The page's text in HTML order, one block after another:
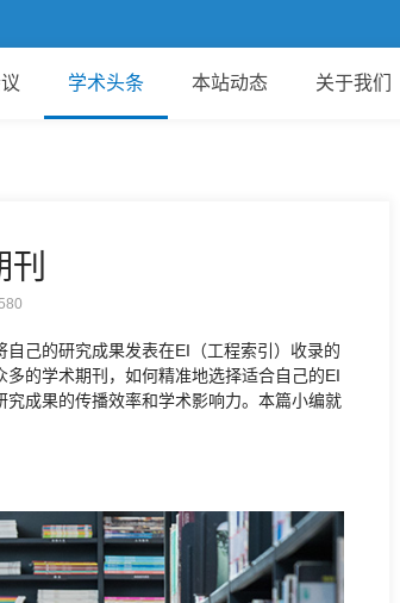
学术头条 本站动态 关于我们
己的研究成果发表在EI（工程索引）收录的
的学术期刊，如何精准地选择适合自己的EI
成果的传播效率和学术影响力。本篇小编就